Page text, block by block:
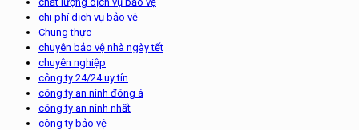
chi phí dịch vụ bảo vệ
Chung thực
chuyên bảo vệ nhà ngày tết
chuyên nghiệp
công ty 24/24 uy tín
công ty an ninh đông á
công ty an ninh nhất
công ty bảo vệ